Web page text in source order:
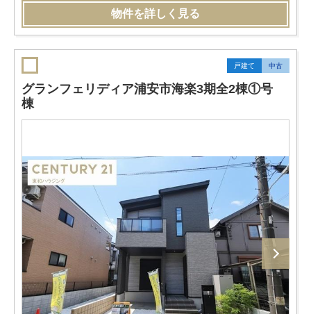
物件を詳しく見る
戸建て 中古
グランフェリディア浦安市海楽3期全2棟①号
棟